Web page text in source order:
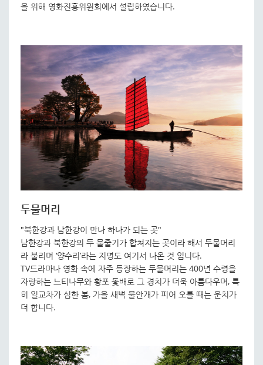
을 위해 영화진흥위원회에서 설립하였습니다.
두물머리
"북한강과 남한강이 만나 하나가 되는 곳"
남한강과 북한강의 두 물줄기가 합쳐지는 곳이라 해서 두물머리
라 불리며 ‘양수리’라는 지명도 여기서 나온 것 입니다.
TV드라마나 영화 속에 자주 등장하는 두물머리는 400년 수령을
자랑하는 느티나무와 황포 돛배로 그 경치가 더욱 아름다우며, 특
히 일교차가 심한 봄, 가을 새벽 물안개가 피어 오를 때는 운치가
더 합니다.